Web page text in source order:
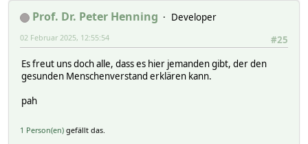
Prof. Dr. Peter Henning
Developer
#25
02 Februar 2025, 12:55:54
Es freut uns doch alle, dass es hier jemanden gibt, der den
gesunden Menschenverstand erklären kann.
pah
1 Person(en) gefällt das.